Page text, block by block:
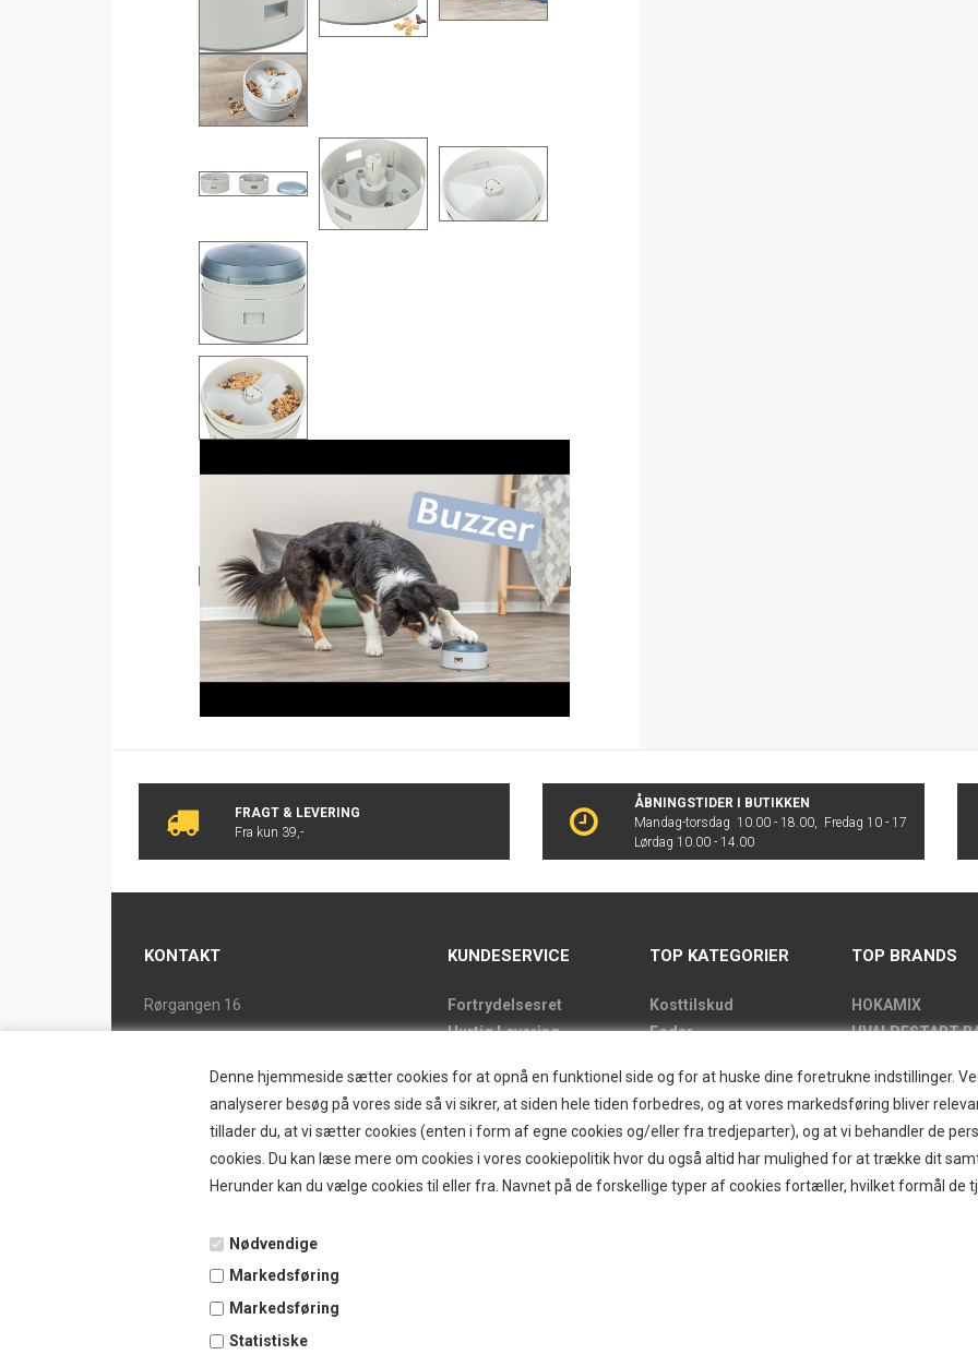
Denne hjemmeside sætter cookies for at opnå en funktionel side og for at huske dine foretrukne indstillinger.
analyserer besøg på vores side så vi sikrer, at siden hele tiden forbedres, og at vores markedsføring bliver
tillader du, at vi sætter cookies (enten i form af egne cookies og/eller fra tredjeparter), og at vi behandler de
cookies. Du kan læse mere om cookies i vores cookiepolitik hvor du også altid har mulighed for at trække dit
Herunder kan du vælge cookies til eller fra. Navnet på de forskellige typer af cookies fortæller, hvilket formål de
Nødvendige
Markedsføring
Markedsføring
Statistiske
FRAGT & LEVERING
Fra kun 39,-
ÅBNINGSTIDER I BUTIKKEN
Mandag-torsdag 10.00 - 18.00, Fredag 10 - 17
Lørdag 10.00 - 14.00
KONTAKT
Rørgangen 16
Tlf. 46 15 38 39
ostrand@ostrand.dk
CVR: DK 77948228 drives af
SKYESCOT TRADING V/DORTE HOLM
MARTINA
KUNDESERVICE
Fortrydelsesret
Hurtig Levering
Butikkens åbningstider
Returlabel
Kontakt
Østrand/Greendog
Nyheder
TOP KATEGORIER
Kosttilskud
Foder
Udstyr
Pelspleje
Pleje
Hjemmet & Bilen
Brands
TOP BRANDS
HOKAMIX
HVALPESTART
GRAU
STARMARK
VARIOCAGE-